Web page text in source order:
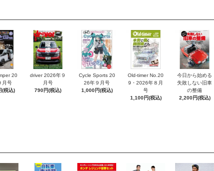
20
月号
(税込)
driver 2026年９
月号
790円(税込)
Cycle Sports 20
26年９月号
1,000円(税込)
Old-timer No.20
9・2026年８月
号
1,100円(税込)
今日から始める
失敗しない旧車
の整備
2,200円(税込)